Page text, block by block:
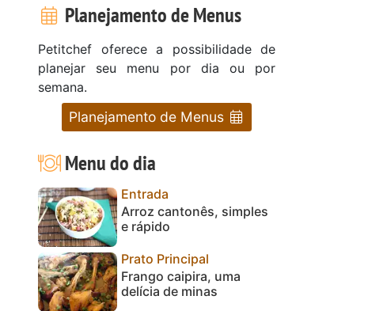
Planejamento de Menus
Petitchef oferece a possibilidade de
planejar seu menu por dia ou por
semana.
Planejamento de Menus
Menu do dia
Entrada
Arroz cantonês, simples
e rápido
Prato Principal
Frango caipira, uma
delícia de minas